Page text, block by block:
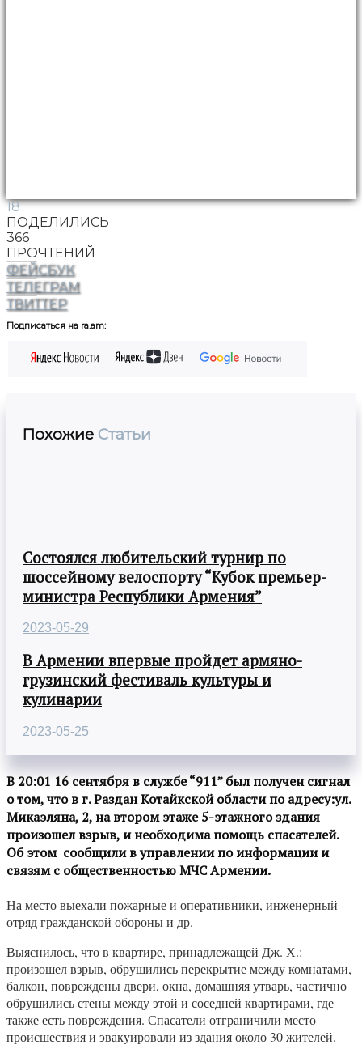
18
ПОДЕЛИЛИСЬ
366
ПРОЧТЕНИЙ
ФЕЙСБУК
ТЕЛЕГРАМ
ТВИТТЕР
Подписаться на ra.am:
Похожие Статьи
Состоялся любительский турнир по
шоссейному велоспорту “Кубок премьер-
министра Республики Армения”
2023-05-29
В Армении впервые пройдет армяно-
грузинский фестиваль культуры и
кулинарии
2023-05-25
В 20:01 16 сентября в службе “911” был получен сигнал
о том, что в г. Раздан Котайкской области по адресу:ул.
Микаэляна, 2, на втором этаже 5-этажного здания
произошел взрыв, и необходима помощь спасателей.
Об этом сообщили в управлении по информации и
связям с общественностью МЧС Армении.
На место выехали пожарные и оперативники, инженерный
отряд гражданской обороны и др.
Выяснилось, что в квартире, принадлежащей Дж. Х.:
произошел взрыв, обрушились перекрытие между комнатами,
балкон, повреждены двери, окна, домашняя утварь, частично
обрушились стены между этой и соседней квартирами, где
также есть повреждения. Спасатели отграничили место
происшествия и эвакуировали из здания около 30 жителей.